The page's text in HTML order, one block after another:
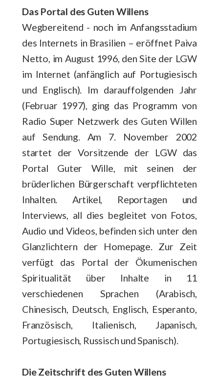
Das Portal des Guten Willens
Wegbereitend - noch im Anfangsstadium
des Internets in Brasilien – eröffnet Paiva
Netto, im August 1996, den Site der LGW
im Internet (anfänglich auf Portugiesisch
und Englisch). Im darauffolgenden Jahr
(Februar 1997), ging das Programm von
Radio Super Netzwerk des Guten Willen
auf Sendung. Am 7. November 2002
startet der Vorsitzende der LGW das
Portal Guter Wille, mit seinen der
brüderlichen Bürgerschaft verpflichteten
Inhalten. Artikel, Reportagen und
Interviews, all dies begleitet von Fotos,
Audio und Videos, befinden sich unter den
Glanzlichtern der Homepage. Zur Zeit
verfügt das Portal der Ökumenischen
Spiritualität über Inhalte in 11
verschiedenen Sprachen (Arabisch,
Chinesisch, Deutsch, Englisch, Esperanto,
Französisch, Italienisch, Japanisch,
Portugiesisch, Russisch und Spanisch).
Die Zeitschrift des Guten Willens